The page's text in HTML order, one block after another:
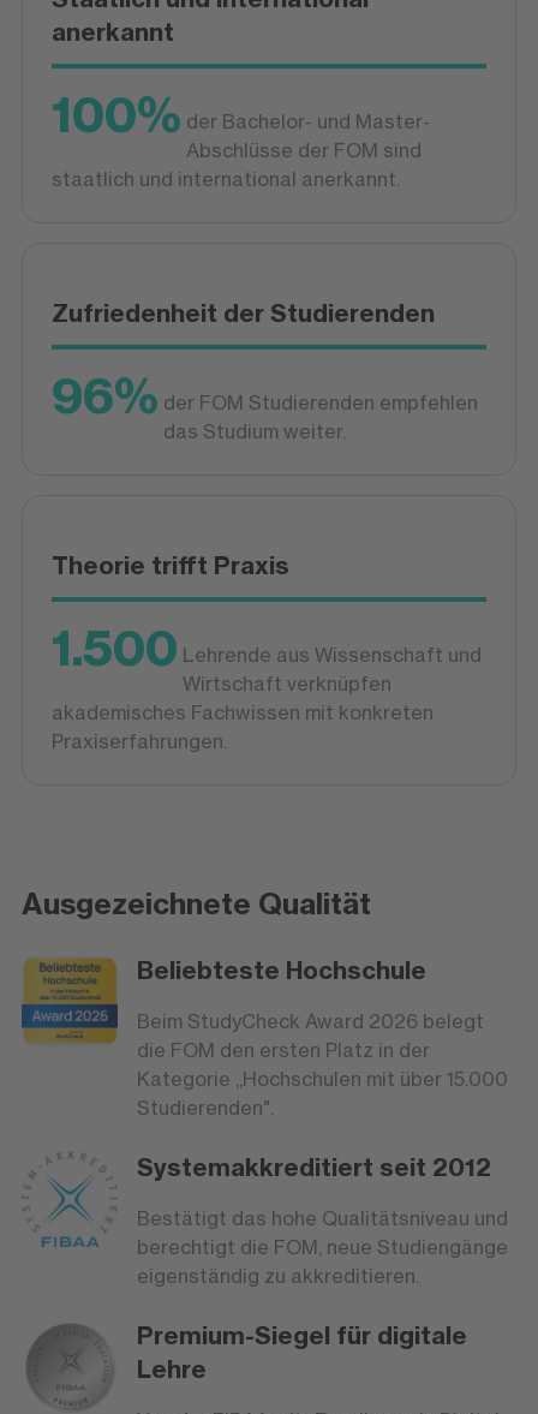
anerkannt
100% der Bachelor- und Master-
Abschlüsse der FOM sind
staatlich und international anerkannt.
Zufriedenheit der Studierenden
96% der FOM Studierenden empfehlen
das Studium weiter.
Theorie trifft Praxis
1.500 Lehrende aus Wissenschaft und
Wirtschaft verknüpfen
akademisches Fachwissen mit konkreten
Praxiserfahrungen.
Ausgezeichnete Qualität
Beliebteste Hochschule
Beim StudyCheck Award 2026 belegt
die FOM den ersten Platz in der
Kategorie „Hochschulen mit über 15.000
Studierenden".
Systemakkreditiert seit 2012
Bestätigt das hohe Qualitätsniveau und
berechtigt die FOM, neue Studiengänge
eigenständig zu akkreditieren.
Premium-Siegel für digitale
Lehre